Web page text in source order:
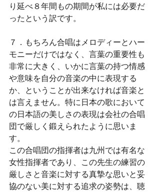
り延べ８年間もの期間が私には必要だ
ったという訳です。
７．もちろん合唱はメロディーとハー
モニーだけではなく、言葉の重要性も
非常に大きく、いかに言葉の持つ情感
や意味を自分の音楽の中に表現する
か、ということが出来なければ音楽と
は言えません。特に日本の歌において
の日本語の美しさの表現は会社の合唱
団で厳しく鍛えられたように思いま
す。
この合唱団の指揮者は九州では有名な
女性指揮者であり、この先生の練習の
厳しさと音楽に対する真摯な思いと妥
協のない美に対する追求の姿勢は、聴